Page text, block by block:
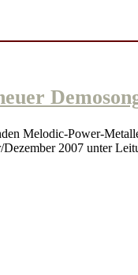
Melodic-Power-
2007 unter